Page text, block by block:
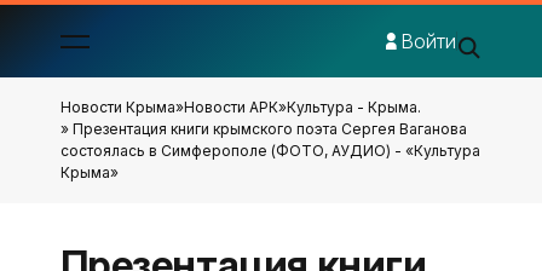
Войти
Новости Крыма»Новости АРК»Культура - Крыма.
» Презентация книги крымского поэта Сергея Ваганова
состоялась в Симферополе (ФОТО, АУДИО) - «Культура
Крыма»